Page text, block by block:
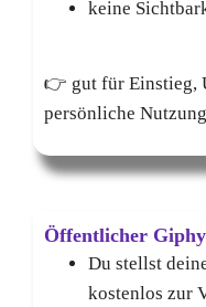
keine
👉 gut für Einstieg,
persönliche Nutzung
Öffentlicher
Du stellst
kostenlos zur